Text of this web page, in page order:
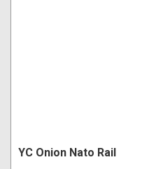
YC Onion Nato Rail